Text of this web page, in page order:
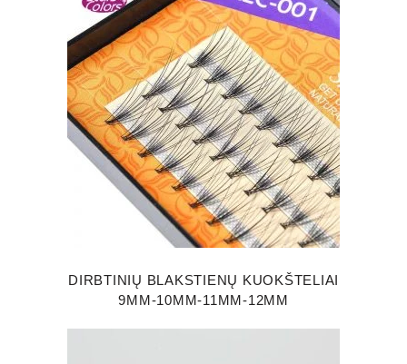
DIRBTINIŲ BLAKSTIENŲ KUOKŠTELIAI
9MM-10MM-11MM-12MM